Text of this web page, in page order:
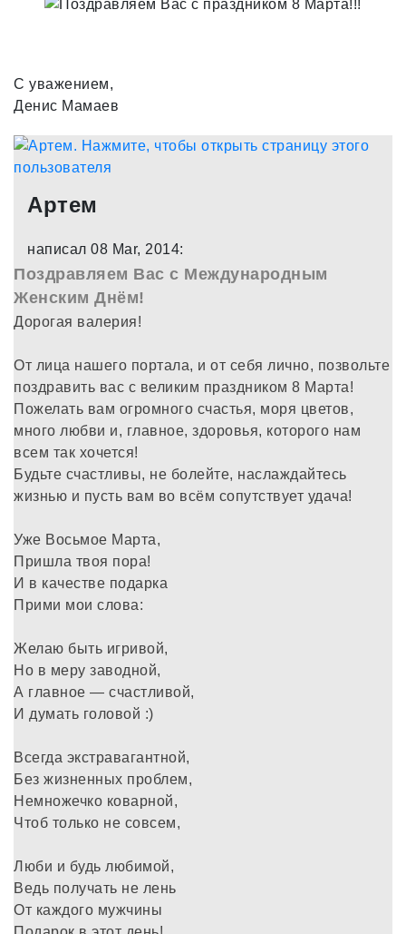
С уважением,
Денис Мамаев
Артем
написал 08 Mar, 2014:
Поздравляем Вас с Международным
Женским Днём!
Дорогая валерия!
От лица нашего портала, и от себя лично, позвольте
поздравить вас с великим праздником 8 Марта!
Пожелать вам огромного счастья, моря цветов,
много любви и, главное, здоровья, которого нам
всем так хочется!
Будьте счастливы, не болейте, наслаждайтесь
жизнью и пусть вам во всём сопутствует удача!
Уже Восьмое Марта,
Пришла твоя пора!
И в качестве подарка
Прими мои слова:
Желаю быть игривой,
Но в меру заводной,
А главное — счастливой,
И думать головой :)
Всегда экстравагантной,
Без жизненных проблем,
Немножечко коварной,
Чтоб только не совсем,
Люби и будь любимой,
Ведь получать не лень
От каждого мужчины